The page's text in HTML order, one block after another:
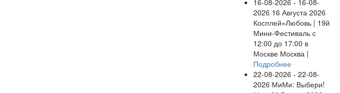
2026 16 Августа 2026
Косплей=Любовь | 19й
Мини-Фестиваль с
12:00 до 17:00 в
Москве Москва |
Подробнее
22-08-2026 - 22-08-
2026 МиМи: Выбери!